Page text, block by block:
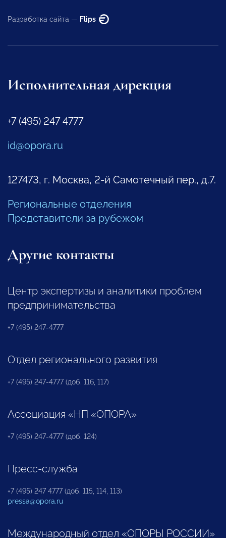
Разработка сайта — Flips
Исполнительная дирекция
+7 (495) 247 4777
id@opora.ru
127473, г. Москва, 2-й Самотечный пер., д.7.
Региональные отделения
Представители за рубежом
Другие контакты
Центр экспертизы и аналитики проблем
предпринимательства
+7 (495) 247-4777
Отдел регионального развития
+7 (495) 247-4777 (доб. 116, 117)
Ассоциация «НП «ОПОРА»
+7 (495) 247-4777 (доб. 124)
Пресс-служба
+7 (495) 247 4777 (доб. 115, 114, 113)
pressa@opora.ru
Международный отдел «ОПОРЫ РОССИИ»